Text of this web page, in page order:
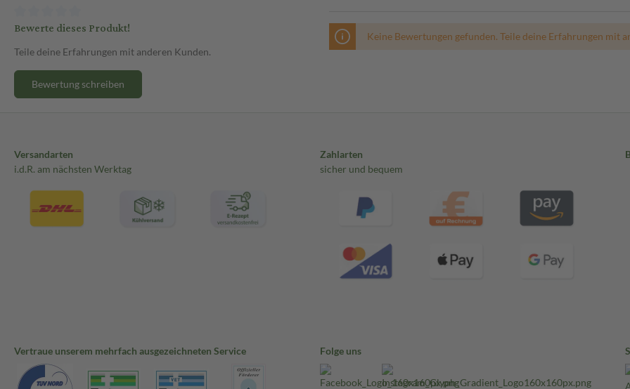
Bewerte dieses Produkt!
Teile deine Erfahrungen mit anderen Kunden.
Bewertung schreiben
Keine Bewertungen gefunden. Teile deine Erfahrungen mit
Versandarten
i.d.R. am nächsten Werktag
Zahlarten
sicher und bequem
Vertraue unserem mehrfach ausgezeichneten Service Folge uns